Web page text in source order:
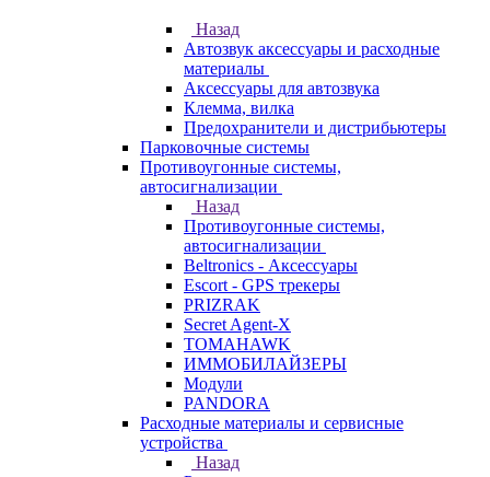
Назад
Автозвук аксессуары и расходные
материалы
Аксессуары для автозвука
Клемма, вилка
Предохранители и дистрибьютеры
Парковочные системы
Противоугонные системы,
автосигнализации
Назад
Противоугонные системы,
автосигнализации
Beltronics - Аксессуары
Escort - GPS трекеры
PRIZRAK
Secret Agent-X
TOMAHAWK
ИММОБИЛАЙЗЕРЫ
Модули
PANDORA
Расходные материалы и сервисные
устройства
Назад